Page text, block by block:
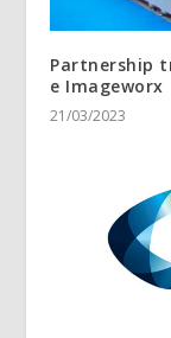
Partnership
e Imageworx
21/03/2023